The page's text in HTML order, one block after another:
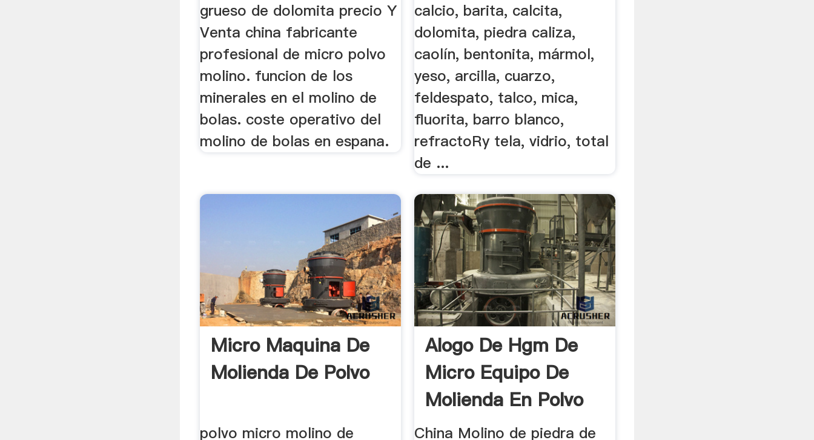
grueso de dolomita precio Y
Venta china fabricante
profesional de micro polvo
molino. funcion de los
minerales en el molino de
bolas. coste operativo del
molino de bolas en espana.
calcio, barita, calcita,
dolomita, piedra caliza,
caolín, bentonita, mármol,
yeso, arcilla, cuarzo,
feldespato, talco, mica,
fluorita, barro blanco,
refractoRy tela, vidrio, total
de ...
Micro Maquina De
Molienda De Polvo
polvo micro molino de
Alogo De Hgm De
Micro Equipo De
Molienda En Polvo
China Molino de piedra de